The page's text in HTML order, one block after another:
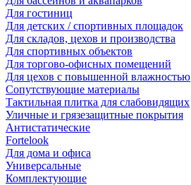
Для гостиниц
Для детских / спортивных площадок
Для складов, цехов и производства
Для спортивных объектов
Для торгово-офисных помещений
Для цехов с повышенной влажностью
Сопутствующие материалы
Тактильная плитка для слабовидящих
Уличные и грязезащитные покрытия
Антистатические
Fortelook
Для дома и офиса
Универсальные
Комплектующие